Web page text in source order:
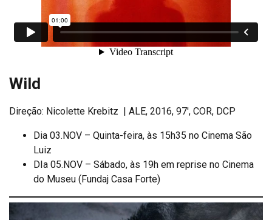
Wild
Direção: Nicolette Krebitz | ALE, 2016, 97′, COR, DCP
Dia 03.NOV – Quinta-feira, às 15h35 no Cinema São
Luiz
DIa 05.NOV – Sábado, às 19h em reprise no Cinema
do Museu (Fundaj Casa Forte)